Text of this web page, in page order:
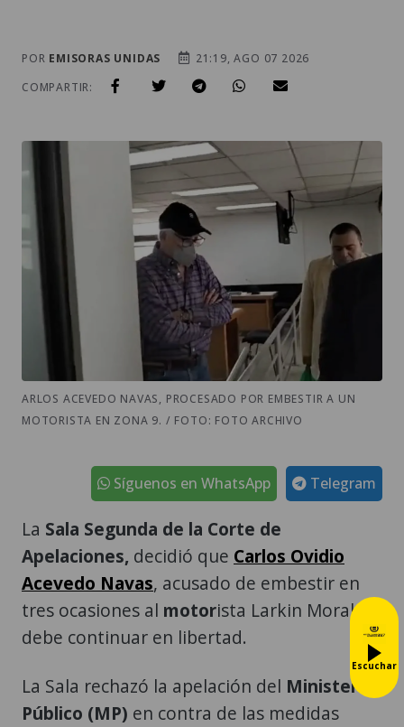
POR EMISORAS UNIDAS
21:19, AGO 07 2026
COMPARTIR:
ARLOS ACEVEDO NAVAS, PROCESADO POR EMBESTIR A UN
MOTORISTA EN ZONA 9. / FOTO: FOTO ARCHIVO
Telegram
Síguenos en WhatsApp
La Sala Segunda de la Corte de
Apelaciones, decidió que Carlos Ovidio
Acevedo Navas, acusado de embestir en
tres ocasiones al motorista Larkin Morales,
debe continuar en libertad.
La Sala rechazó la apelación del Ministerio
Público (MP) en contra de las medidas
Escuchar